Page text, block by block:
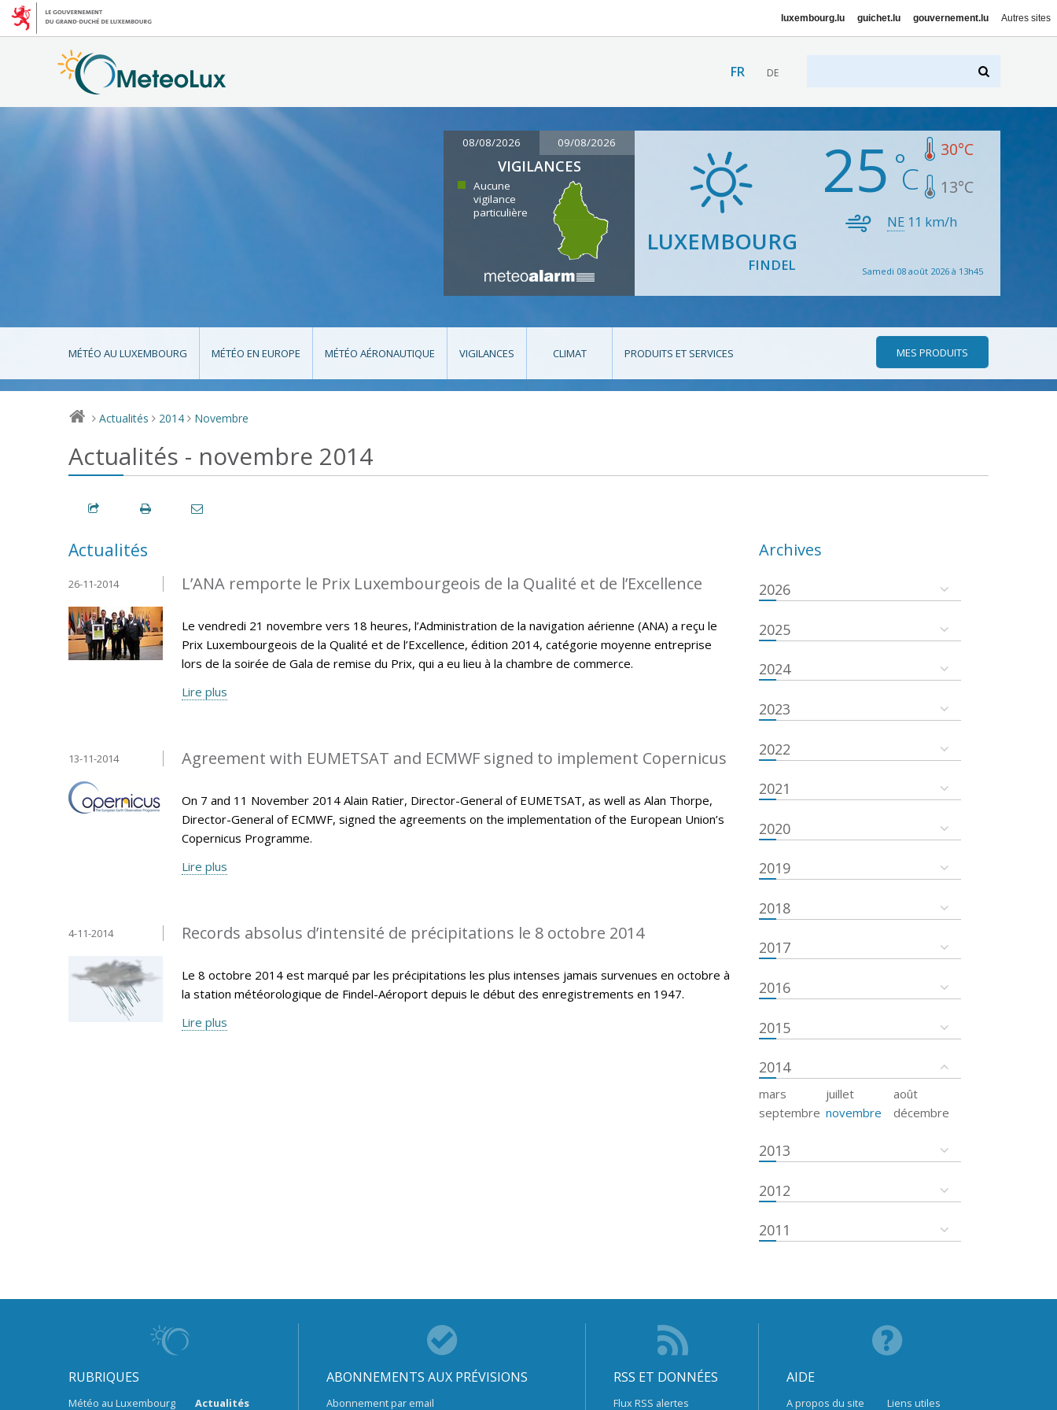
luxembourg.lu guichet.lu gouvernement.lu Autres sites
FR DE
08/08/2026 09/08/2026
VIGILANCES
Aucune
vigilance
particulière
LUXEMBOURG
FINDEL
25 30°C
13°C
NE 11 km/h
Samedi 08 août 2026 à 13h45
MÉTÉO AU LUXEMBOURG MÉTÉO EN EUROPE MÉTÉO AÉRONAUTIQUE VIGILANCES CLIMAT PRODUITS ET SERVICES MES PRODUITS
> Actualités > 2014 > Novembre
Actualités - novembre 2014
Actualités
L’ANA remporte le Prix Luxembourgeois de la Qualité et de l’Excellence
26-11-2014
Le vendredi 21 novembre vers 18 heures, l’Administration de la navigation aérienne (ANA) a reçu le
Prix Luxembourgeois de la Qualité et de l’Excellence, édition 2014, catégorie moyenne entreprise
lors de la soirée de Gala de remise du Prix, qui a eu lieu à la chambre de commerce.
Lire plus
Agreement with EUMETSAT and ECMWF signed to implement Copernicus
13-11-2014
On 7 and 11 November 2014 Alain Ratier, Director-General of EUMETSAT, as well as Alan Thorpe,
Director-General of ECMWF, signed the agreements on the implementation of the European Union’s
Copernicus Programme.
Lire plus
Records absolus d’intensité de précipitations le 8 octobre 2014
4-11-2014
Le 8 octobre 2014 est marqué par les précipitations les plus intenses jamais survenues en octobre à
la station météorologique de Findel-Aéroport depuis le début des enregistrements en 1947.
Lire plus
Archives
2026
2025
2024
2023
2022
2021
2020
2019
2018
2017
2016
2015
2014
mars juillet
août
septembre novembre décembre
2013
2012
2011
RUBRIQUES
Météo au Luxembourg Actualités
ABONNEMENTS AUX PRÉVISIONS
Abonnement par email
RSS ET DONNÉES
Flux RSS alertes
AIDE
A propos du site Liens utiles